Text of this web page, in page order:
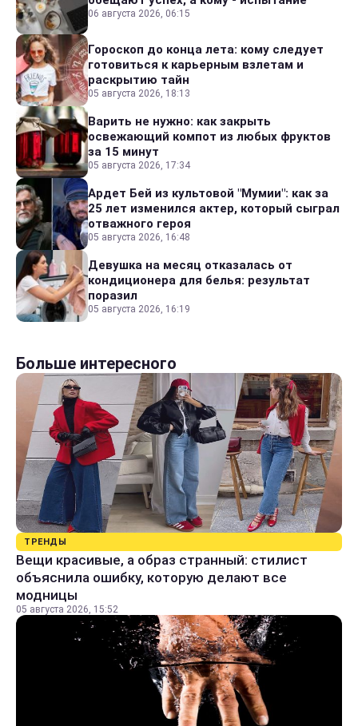
06 августа 2026, 06:15
Гороскоп до конца лета: кому следует
готовиться к карьерным взлетам и
раскрытию тайн
05 августа 2026, 18:13
Варить не нужно: как закрыть
освежающий компот из любых фруктов
за 15 минут
05 августа 2026, 17:34
Ардет Бей из культовой "Мумии": как за
25 лет изменился актер, который сыграл
отважного героя
05 августа 2026, 16:48
Девушка на месяц отказалась от
кондиционера для белья: результат
поразил
05 августа 2026, 16:19
Больше интересного
ТРЕНДЫ
Вещи красивые, а образ странный: стилист
объяснила ошибку, которую делают все
модницы
05 августа 2026, 15:52